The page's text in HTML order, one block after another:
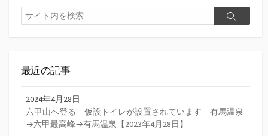
ペ
ー
送
検
索
検
最近の記事
2024年4月28日
六甲山へ登る 仮設トイレが設置されています 有馬温泉
→六甲最高峰→有馬温泉【2023年4月28日】